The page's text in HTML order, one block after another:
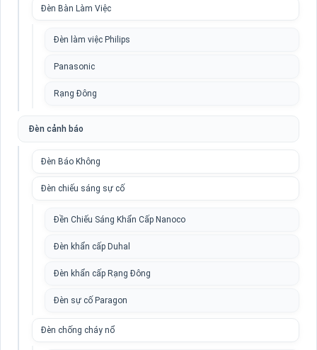
Đèn Bàn Làm Việc
Đèn làm việc Philips
Panasonic
Rạng Đông
Đèn cảnh báo
Đèn Báo Không
Đèn chiếu sáng sự cố
Đền Chiếu Sáng Khẩn Cấp Nanoco
Đèn khẩn cấp Duhal
Đèn khẩn cấp Rạng Đông
Đèn sự cố Paragon
Đèn chống cháy nổ